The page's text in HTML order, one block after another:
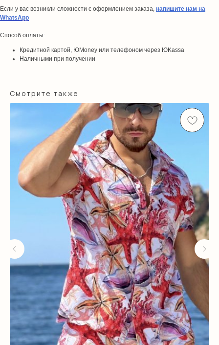
Если у вас возникли сложности с оформлением заказа, напишите нам на
WhatsApp
Способ оплаты:
Кредитной картой, ЮMoney или телефоном через ЮKassa
Наличными при получении
Смотрите также